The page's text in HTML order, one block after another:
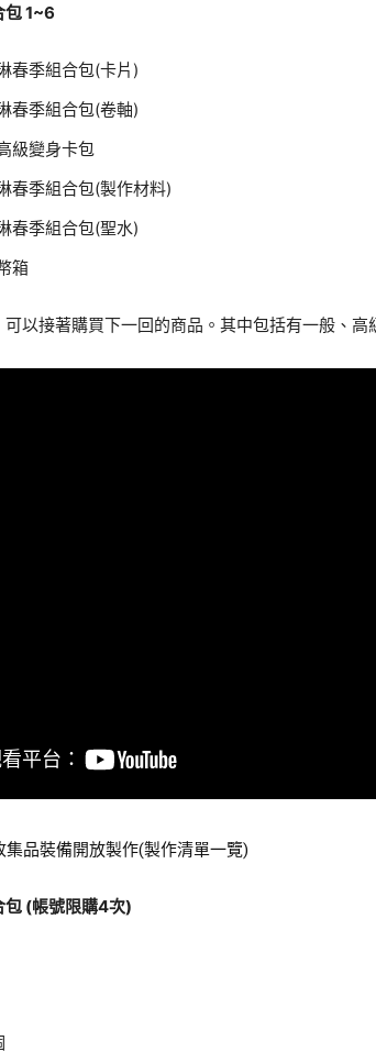
包 1~6
春季組合包(卡片)
春季組合包(卷軸)
級變身卡包
春季組合包(製作材料)
春季組合包(聖水)
箱
以接著購買下一回的商品。其中包括有一般、高
品裝備開放製作(製作清單一覽)
包 (帳號限購4次)